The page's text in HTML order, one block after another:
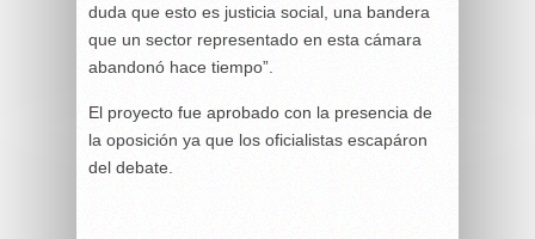
duda que esto es justicia social, una bandera
que un sector representado en esta cámara
abandonó hace tiempo”.
El proyecto fue aprobado con la presencia de
la oposición ya que los oficialistas escapáron
del debate.